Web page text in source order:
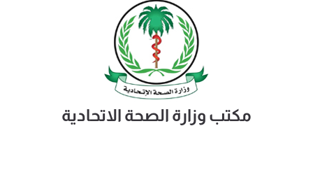
مكتب وزارة الصحة الاتحادية